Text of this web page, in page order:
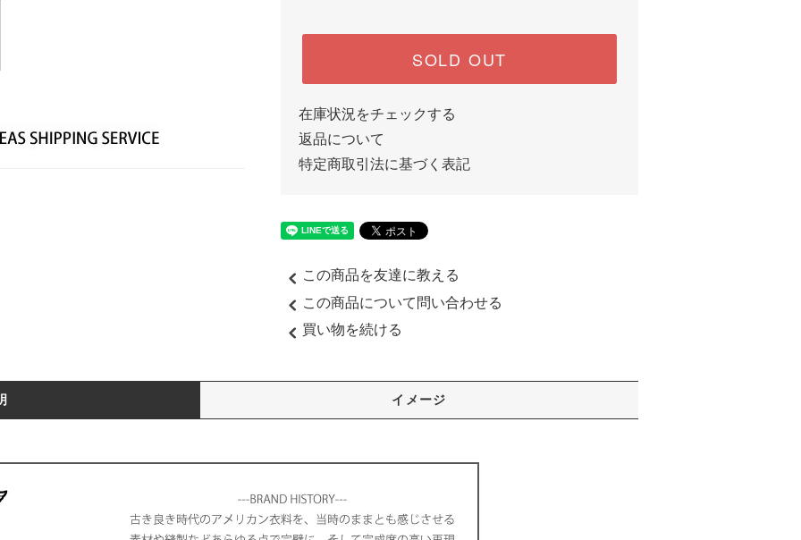
SOLD OUT
在庫状況をチェックする
返品について
特定商取引法に基づく表記
この商品を友達に教える
この商品について問い合わせる
買い物を続ける
イメージ